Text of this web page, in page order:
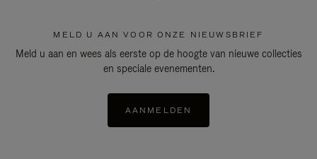
MELD U AAN VOOR ONZE NIEUWSBRIEF
Meld u aan en wees als eerste op de hoogte van nieuwe collecties
en speciale evenementen.
AANMELDEN